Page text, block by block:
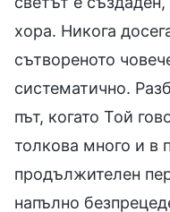
хора. Никога
сътвореното
систематично.
път, когато Той
толкова много и в
продължителен
напълно